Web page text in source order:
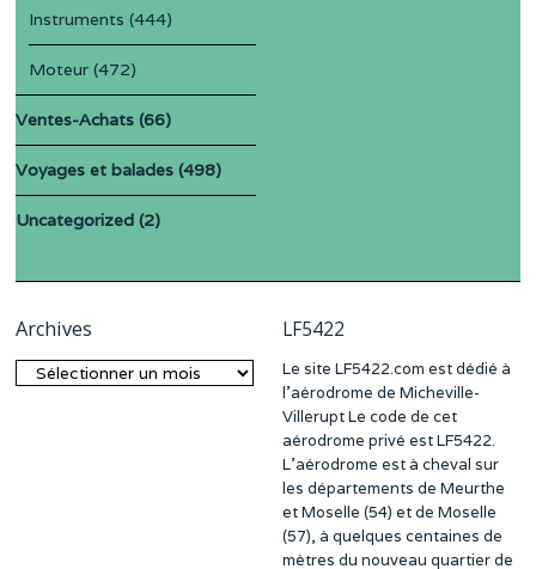
Instruments (444)
Moteur (472)
Ventes-Achats (66)
Voyages et balades (498)
Uncategorized (2)
Archives
Archives
LF5422
Le site LF5422.com est dédié à
l’aérodrome de Micheville-
Villerupt Le code de cet
aérodrome privé est LF5422.
L’aérodrome est à cheval sur
les départements de Meurthe
et Moselle (54) et de Moselle
(57), à quelques centaines de
mètres du nouveau quartier de